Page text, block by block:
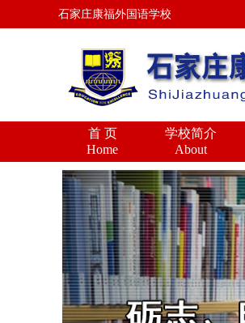
石家庄康福外国语学校
首 页
Home
学校简介
About